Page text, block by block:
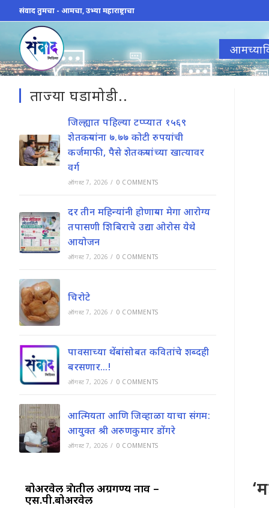
to
content
संवाद तुमचा - आमचा, उभ्या महाराष्ट्राचा
ताज्या घडामोडी..
जिल्ह्यात पहिल्या टप्प्यात १५६९
शेतकऱ्यांना ७.७७ कोटी रुपयांची
कर्जमाफी, पैसे शेतकऱ्यांच्या खात्यावर
वर्ग
ऑगस्ट 7, 2026 / 0 COMMENTS
दर तीन महिन्यांनी होणाऱ्या मेगा आरोग्य
तपासणी शिबिराचे उद्या ओरोस येथे
आयोजन
ऑगस्ट 7, 2026 / 0 COMMENTS
चिरोटे
ऑगस्ट 7, 2026 / 0 COMMENTS
पावसाच्या थेंबांसोबत कवितांचे शब्दही
बरसणार…!
ऑगस्ट 7, 2026 / 0 COMMENTS
आत्मियता आणि जिव्हाळा याचा संगम:
आयुक्त श्री अरुणकुमार डोंगरे
ऑगस्ट 7, 2026 / 0 COMMENTS
बोअरवेल क्षेत्रातील अग्रगण्य नाव –
एस.पी.बोअरवेल